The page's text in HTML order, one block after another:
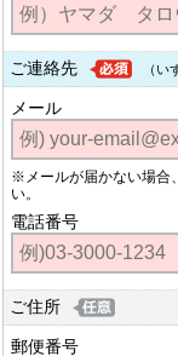
ご連絡先 （い
メール
※メールが届かない場合
い。
電話番号
ご住所
郵便番号